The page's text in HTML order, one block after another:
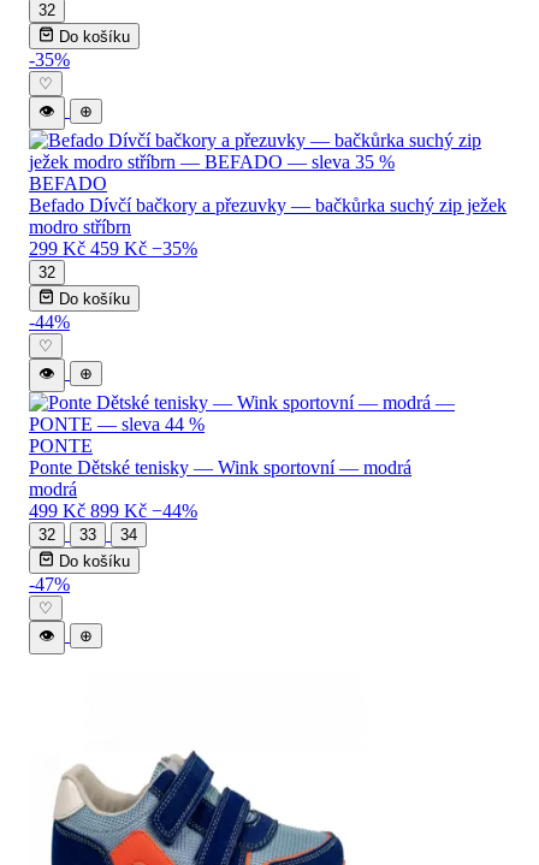
32
Do košíku
-35%
♡
👁
⊕
BEFADO
Befado Dívčí bačkory a přezuvky — bačkůrka suchý zip ježek
modro stříbrn
299 Kč 459 Kč −35%
32
Do košíku
-44%
♡
👁
⊕
PONTE
Ponte Dětské tenisky — Wink sportovní — modrá
modrá
499 Kč 899 Kč −44%
32 33
34
Do košíku
-47%
♡
👁
⊕